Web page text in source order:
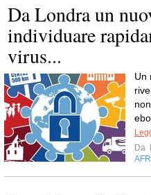
Da Londra un
individuare
virus...
Un
Da